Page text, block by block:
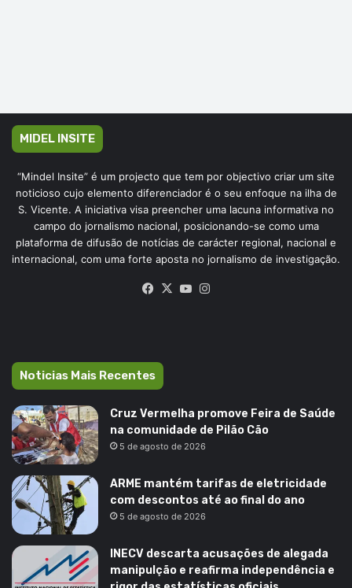
MIDEL INSITE
“Mindel Insite” é um projecto que tem por objectivo criar um site
noticioso cujo elemento diferenciador é o seu enfoque na ilha de
S. Vicente. A iniciativa visa preencher uma lacuna informativa no
campo do jornalismo nacional, posicionando-se como uma
plataforma de difusão de notícias de carácter regional, nacional e
internacional, com uma forte aposta no jornalismo de investigação.
Facebook
X YouTube
Noticias Mais Recentes
Cruz Vermelha promove Feira de Saúde
na comunidade de Pilão Cão
5 de agosto de 2026
ARME mantém tarifas de eletricidade
com descontos até ao final do ano
5 de agosto de 2026
INECV descarta acusações de alegada
manipulção e reafirma independência e